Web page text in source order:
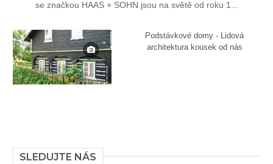
se značkou HAAS + SOHN jsou na světě od roku 1...
Podstávkové domy - Lidová
architektura kousek od nás
SLEDUJTE NÁS